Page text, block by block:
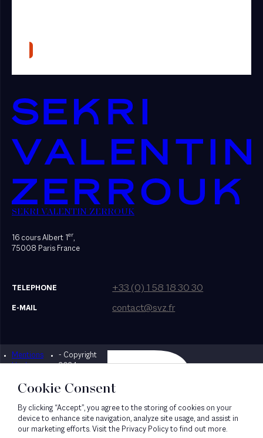
Presse
SEKRI VALENTIN ZERROUK
16 cours Albert 1er,
75008 Paris France
TELEPHONE +33 (0) 1 58 18 30 30
E-MAIL contact@svz.fr
Mentions
légales
- Copyright
2024
Designed by Bonhomme
Cookie Consent
By clicking “Accept”, you agree to the storing of cookies on your
device to enhance site navigation, analyze site usage, and assist in
our marketing efforts. Visit the Privacy Policy to find out more.